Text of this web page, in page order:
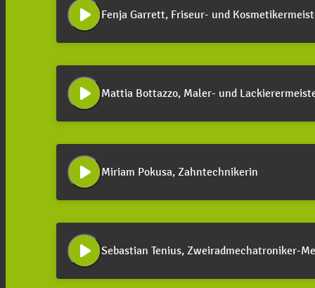
play_arrow Fenja Garrett, Friseur- und
play_arrow Mattia Bottazzo, Maler- und
play_arrow Miriam Pokusa, Zahntechnikerin
play_arrow Sebastian Tenius, Zweiradmechatroniker-